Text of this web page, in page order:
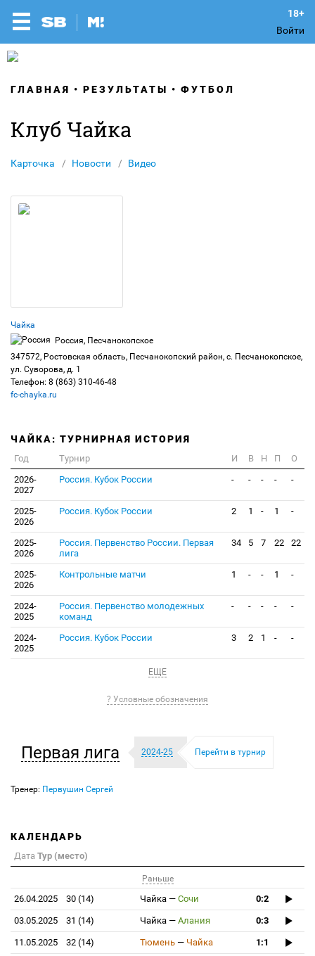
Войти
ГЛАВНАЯ РЕЗУЛЬТАТЫ ФУТБОЛ
Клуб Чайка
Карточка Новости Видео
Чайка
Россия, Песчанокопское
347572, Ростовская область, Песчанокопский район, с. Песчанокопское,
ул. Суворова, д. 1
Телефон: 8 (863) 310-46-48
fc-chayka.ru
ЧАЙКА: ТУРНИРНАЯ ИСТОРИЯ
Год Турнир И В Н П
О
2026-
2027
Россия. Кубок России - - - - -
2025-
2026
Россия. Кубок России 2 1 - 1 -
2025-
2026
Россия. Первенство России. Первая
лига
34 5 7 22 22
2025-
2026
Контрольные матчи 1 - - 1 -
2024-
2025
Россия. Первенство молодежных
команд
- - - - -
2024-
2025
Россия. Кубок России 3 2 1 - -
ЕЩЕ
? Условные обозначения
Первая лига 2024-25 Перейти в турнир
Тренер: Первушин Сергей
КАЛЕНДАРЬ
Дата Тур (место)
Раньше
26.04.2025 30 (14) Чайка — Сочи 0:2
03.05.2025 31 (14) Чайка — Алания 0:3
11.05.2025 32 (14) Тюмень — Чайка 1:1